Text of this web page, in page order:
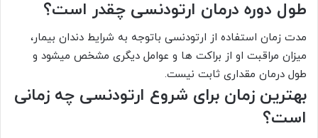
طول دوره درمان ارتودنسی چقدر است؟
مدت زمان استفاده از ارتودنسی باتوجه به شرایط دندان بیمار،
میزان مراقبت او از براکت ها و عوامل دیگری مشخص میشود و
طول درمان مقداری ثابت نیست.
بهترین زمان برای شروع ارتودنسی چه زمانی
است؟